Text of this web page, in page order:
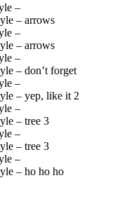
–
– arrows
–
– arrows
–
– don’t forget
–
– yep, like it 2
–
– tree 3
–
– tree 3
–
– ho ho ho